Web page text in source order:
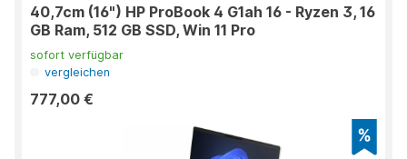
40,7cm (16") HP ProBook 4 G1ah 16 - Ryzen 3, 16
GB Ram, 512 GB SSD, Win 11 Pro
sofort verfügbar
vergleichen
777,00 €